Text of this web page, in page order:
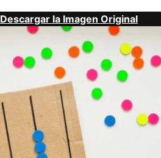
Descargar la Imagen Original